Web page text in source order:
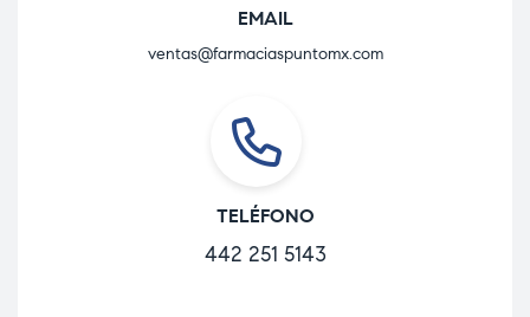
EMAIL
ventas@farmaciaspuntomx.com
TELÉFONO
442 251 5143